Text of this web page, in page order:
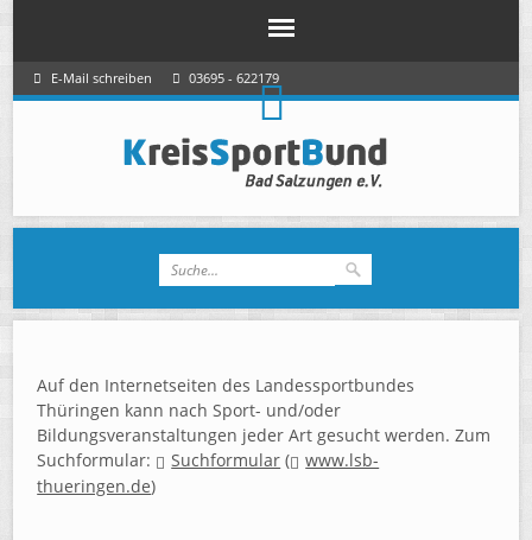
E-Mail schreiben 03695 - 622179
Auf den Internetseiten des Landessportbundes
Thüringen kann nach Sport- und/oder
Bildungsveranstaltungen jeder Art gesucht werden. Zum
Suchformular:
Suchformular (
www.lsb-
thueringen.de)